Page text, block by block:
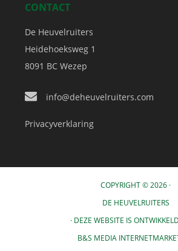
CONTACT
De Heuvelruiters
Heidehoeksweg 1
8091 BC Wezep
info@deheuvelruiters.com
Privacyverklaring
COPYRIGHT © 2026 ·
DE HEUVELRUITERS
· DEZE WEBSITE IS
B&S MEDIA